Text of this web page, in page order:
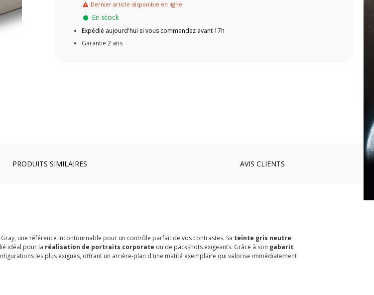
Dernier article disponible en ligne
En stock
Expédié aujourd'hui si vous commandez avant 17h
Garantie 2 ans
PRODUITS SIMILAIRES AVIS CLIENTS
une référence incontournable pour un contrôle parfait de vos contrastes. Sa teinte gris neutre
idéal pour la réalisation de portraits corporate ou de packshots exigeants. Grâce à son gabarit
les plus exiguës, offrant un arrière-plan d'une matité exemplaire qui valorise immédiatement